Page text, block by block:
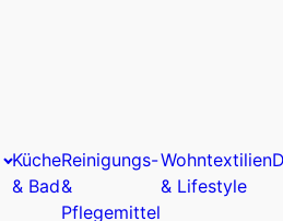
Küche
& Bad
Reinigungs-
&
Pflegemittel
Wohntextilien
& Lifestyle